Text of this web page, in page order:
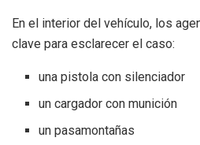
En el interior del vehículo, los
clave para esclarecer el caso:
una pistola con silenciador
un cargador con munición
un pasamontañas